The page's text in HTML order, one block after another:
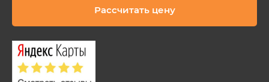
Рассчитать цену